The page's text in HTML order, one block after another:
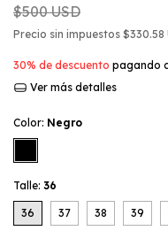
$500 USD
Precio sin impuestos $330.58
30% de descuento pagando
Ver más detalles
Color: Negro
Talle: 36
36 37 38 39